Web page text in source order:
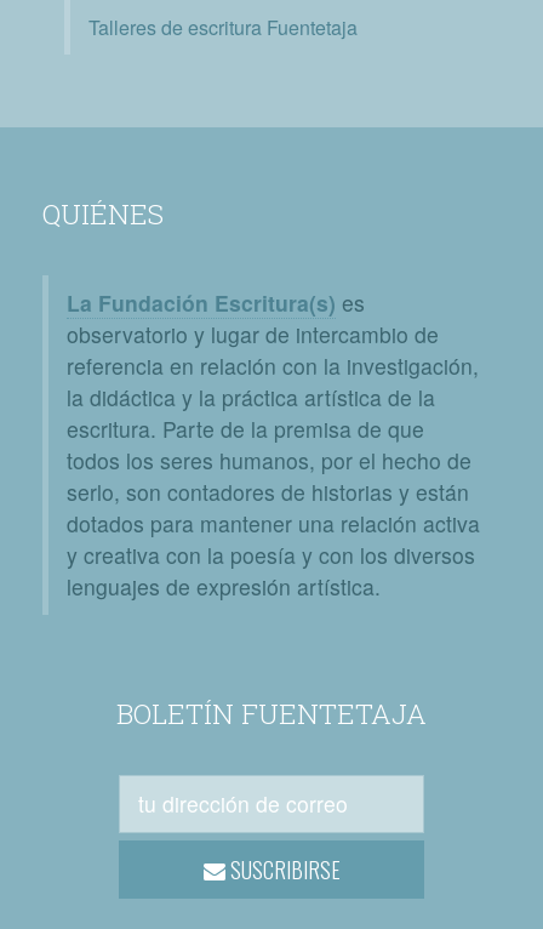
Talleres de escritura Fuentetaja
QUIÉNES
La Fundación Escritura(s) es
observatorio y lugar de intercambio de
referencia en relación con la investigación,
la didáctica y la práctica artística de la
escritura. Parte de la premisa de que
todos los seres humanos, por el hecho de
serlo, son contadores de historias y están
dotados para mantener una relación activa
y creativa con la poesía y con los diversos
lenguajes de expresión artística.
BOLETÍN FUENTETAJA
SUSCRIBIRSE